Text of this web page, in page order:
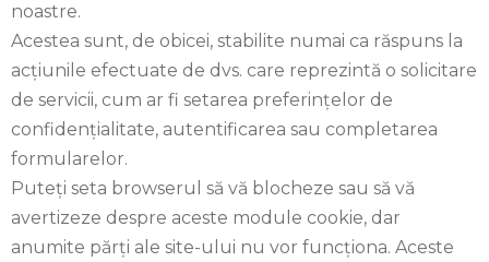
noastre.
Acestea sunt, de obicei, stabilite numai ca răspuns la
acțiunile efectuate de dvs. care reprezintă o solicitare
de servicii, cum ar fi setarea preferințelor de
confidențialitate, autentificarea sau completarea
formularelor.
Puteți seta browserul să vă blocheze sau să vă
avertizeze despre aceste module cookie, dar
anumite părți ale site-ului nu vor funcționa. Aceste